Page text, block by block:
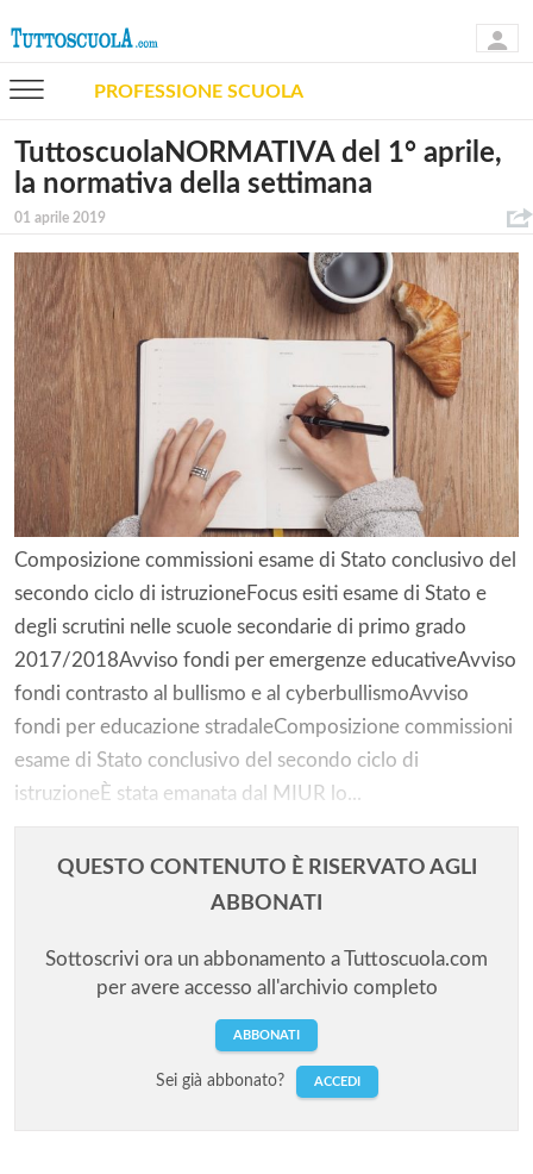
PROFESSIONE SCUOLA
TuttoscuolaNORMATIVA del 1° aprile,
la normativa della settimana
01 aprile 2019
Composizione commissioni esame di Stato conclusivo del
secondo ciclo di istruzioneFocus esiti esame di Stato e
degli scrutini nelle scuole secondarie di primo grado
2017/2018Avviso fondi per emergenze educativeAvviso
fondi contrasto al bullismo e al cyberbullismoAvviso
fondi per educazione stradaleComposizione commissioni
esame di Stato conclusivo del secondo ciclo di
istruzioneÈ stata emanata dal MIUR lo...
QUESTO CONTENUTO È RISERVATO AGLI
ABBONATI
Sottoscrivi ora un abbonamento a Tuttoscuola.com
per avere accesso all'archivio completo
ABBONATI
Sei già abbonato? ACCEDI